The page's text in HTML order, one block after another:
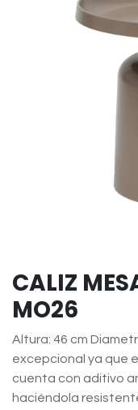
CALIZ
MO26
Altura: 46 cm
excepcional ya que
cuenta con aditivo
haciéndola